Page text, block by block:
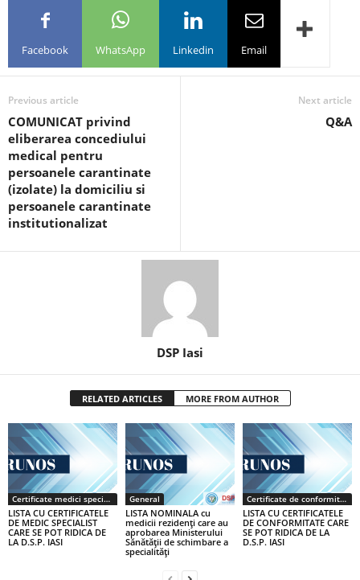
Facebook WhatsApp Linkedin Email
Previous article
COMUNICAT privind
eliberarea concediului
medical pentru
persoanele carantinate
(izolate) la domiciliu si
persoanele carantinate
institutionalizat
Next article
Q&A
DSP Iasi
RELATED ARTICLES MORE FROM AUTHOR
Certificate medici specialiști / primari
LISTA CU CERTIFICATELE
DE MEDIC SPECIALIST
CARE SE POT RIDICA DE
LA D.S.P. IASI
General
LISTA NOMINALA cu
medicii rezidenţi care au
aprobarea Ministerului
Sănătăţii de schimbare a
specialităţi
Certificate de conformitate
LISTA CU CERTIFICATELE
DE CONFORMITATE CARE
SE POT RIDICA DE LA
D.S.P. IASI